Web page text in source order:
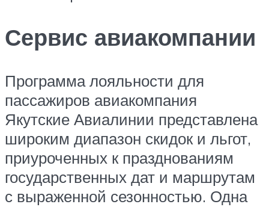
Сервис авиакомпании
Программа лояльности для
пассажиров авиакомпания
Якутские Авиалинии представлена
широким диапазон скидок и льгот,
приуроченных к празднованиям
государственных дат и маршрутам
с выраженной сезонностью. Одна